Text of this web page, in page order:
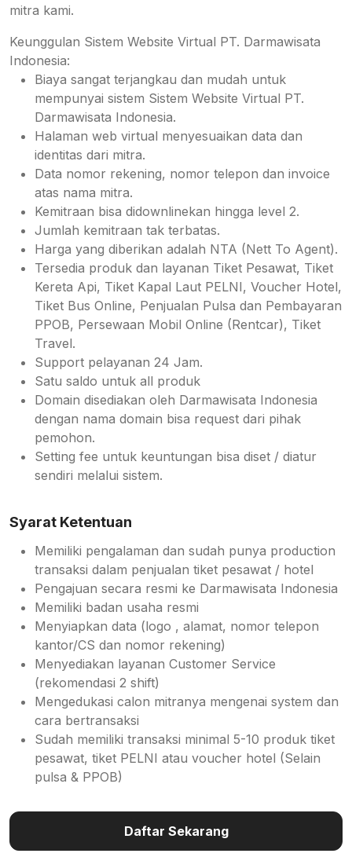
mitra kami.
Keunggulan Sistem Website Virtual PT. Darmawisata
Indonesia:
Biaya sangat terjangkau dan mudah untuk
mempunyai sistem Sistem Website Virtual PT.
Darmawisata Indonesia.
Halaman web virtual menyesuaikan data dan
identitas dari mitra.
Data nomor rekening, nomor telepon dan invoice
atas nama mitra.
Kemitraan bisa didownlinekan hingga level 2.
Jumlah kemitraan tak terbatas.
Harga yang diberikan adalah NTA (Nett To Agent).
Tersedia produk dan layanan Tiket Pesawat, Tiket
Kereta Api, Tiket Kapal Laut PELNI, Voucher Hotel,
Tiket Bus Online, Penjualan Pulsa dan Pembayaran
PPOB, Persewaan Mobil Online (Rentcar), Tiket
Travel.
Support pelayanan 24 Jam.
Satu saldo untuk all produk
Domain disediakan oleh Darmawisata Indonesia
dengan nama domain bisa request dari pihak
pemohon.
Setting fee untuk keuntungan bisa diset / diatur
sendiri melalui sistem.
Syarat Ketentuan
Memiliki pengalaman dan sudah punya production
transaksi dalam penjualan tiket pesawat / hotel
Pengajuan secara resmi ke Darmawisata Indonesia
Memiliki badan usaha resmi
Menyiapkan data (logo , alamat, nomor telepon
kantor/CS dan nomor rekening)
Menyediakan layanan Customer Service
(rekomendasi 2 shift)
Mengedukasi calon mitranya mengenai system dan
cara bertransaksi
Sudah memiliki transaksi minimal 5-10 produk tiket
pesawat, tiket PELNI atau voucher hotel (Selain
pulsa & PPOB)
Daftar Sekarang